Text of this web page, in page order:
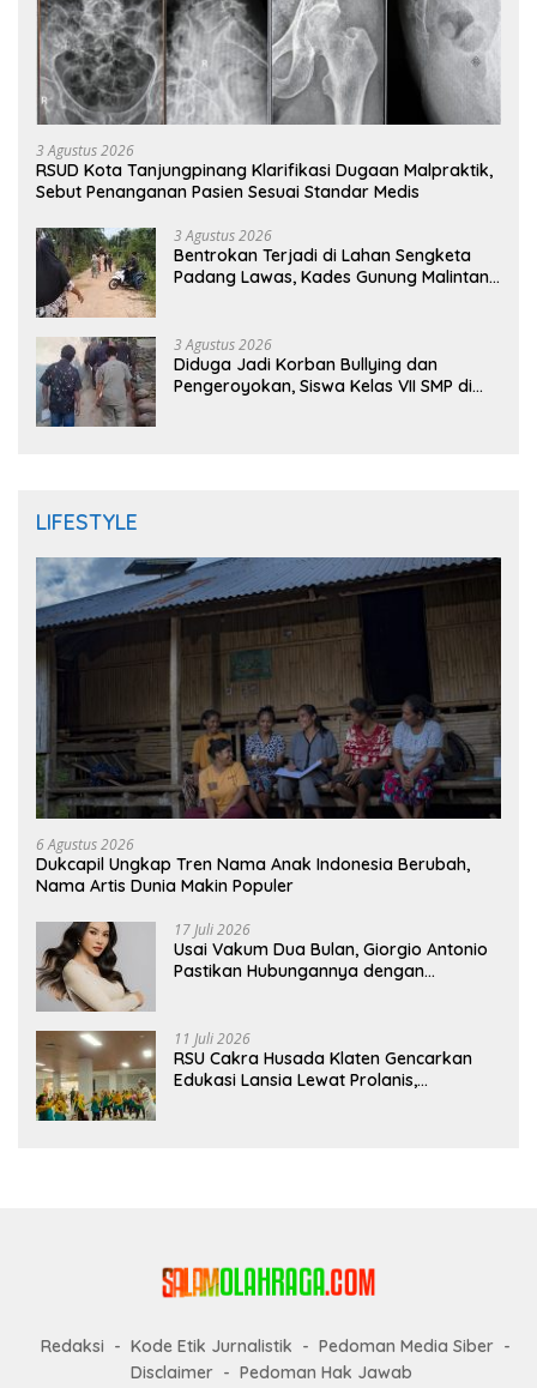
3 Agustus 2026
RSUD Kota Tanjungpinang Klarifikasi Dugaan Malpraktik,
Sebut Penanganan Pasien Sesuai Standar Medis
3 Agustus 2026
Bentrokan Terjadi di Lahan Sengketa
Padang Lawas, Kades Gunung Malintang
3 Agustus 2026
Diduga Jadi Korban Bullying dan
Pengeroyokan, Siswa Kelas VII SMP di
LIFESTYLE
6 Agustus 2026
Dukcapil Ungkap Tren Nama Anak Indonesia Berubah,
Nama Artis Dunia Makin Populer
17 Juli 2026
Usai Vakum Dua Bulan, Giorgio Antonio
Pastikan Hubungannya dengan
11 Juli 2026
RSU Cakra Husada Klaten Gencarkan
Edukasi Lansia Lewat Prolanis,
Redaksi Kode Etik Jurnalistik
Pedoman Media Siber
Disclaimer
Pedoman Hak Jawab